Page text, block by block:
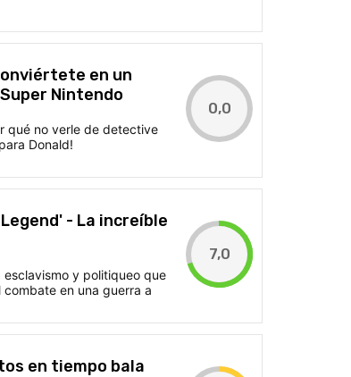
en un
Nintendo
qué no verle de detective
Donald!
0,0
- La increíble
esclavismo y politiqueo que
en una guerra a
7,0
en tiempo bala